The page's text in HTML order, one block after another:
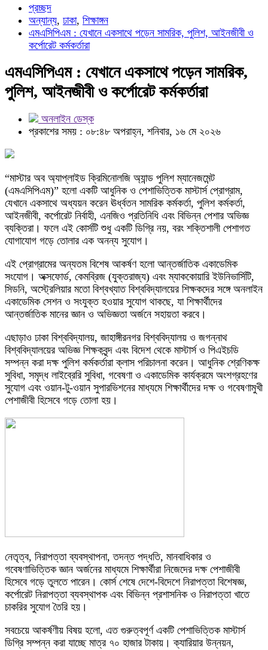
প্রচ্ছদ
অন্যান্য, ঢাকা, শিক্ষাঙ্গন
এমএসিপিএম : যেখানে একসাথে পড়েন সামরিক, পুলিশ, আইনজীবী ও
কর্পোরেট কর্মকর্তারা
এমএসিপিএম : যেখানে একসাথে পড়েন সামরিক,
পুলিশ, আইনজীবী ও কর্পোরেট কর্মকর্তারা
অনলাইন ডেস্ক
প্রকাশের সময় : ০৮:৪৮ অপরাহ্ন, শনিবার, ১৬ মে ২০২৬
“মাস্টার অব অ্যাপ্লাইড ক্রিমিনোলজি অ্যান্ড পুলিশ ম্যানেজমেন্ট
(এমএসিপিএম)” হলো একটি আধুনিক ও পেশাভিত্তিক মাস্টার্স প্রোগ্রাম,
যেখানে একসাথে অধ্যয়ন করেন ঊর্ধ্বতন সামরিক কর্মকর্তা, পুলিশ কর্মকর্তা,
আইনজীবী, কর্পোরেট নির্বাহী, এনজিও প্রতিনিধি এবং বিভিন্ন পেশার অভিজ্ঞ
ব্যক্তিরা। ফলে এই কোর্সটি শুধু একটি ডিগ্রি নয়, বরং শক্তিশালী পেশাগত
যোগাযোগ গড়ে তোলার এক অনন্য সুযোগ।
এই প্রোগ্রামের অন্যতম বিশেষ আকর্ষণ হলো আন্তর্জাতিক একাডেমিক
সংযোগ। অক্সফোর্ড, কেমব্রিজ (যুক্তরাজ্য) এবং ম্যাককোয়ারি ইউনিভার্সিটি,
সিডনি, অস্ট্রেলিয়ার মতো বিশ্বখ্যাত বিশ্ববিদ্যালয়ের শিক্ষকদের সঙ্গে অনলাইন
একাডেমিক সেশন ও সংযুক্ত হওয়ার সুযোগ থাকছে, যা শিক্ষার্থীদের
আন্তর্জাতিক মানের জ্ঞান ও অভিজ্ঞতা অর্জনে সহায়তা করবে।
এছাড়াও ঢাকা বিশ্ববিদ্যালয়, জাহাঙ্গীরনগর বিশ্ববিদ্যালয় ও জগন্নাথ
বিশ্ববিদ্যালয়ের অভিজ্ঞ শিক্ষকবৃন্দ এবং বিদেশ থেকে মাস্টার্স ও পিএইচডি
সম্পন্ন করা দক্ষ পুলিশ কর্মকর্তারা ক্লাস পরিচালনা করেন। আধুনিক শ্রেণিকক্ষ
সুবিধা, সমৃদ্ধ লাইব্রেরি সুবিধা, গবেষণা ও একাডেমিক কার্যক্রমে অংশগ্রহণের
সুযোগ এবং ওয়ান-টু-ওয়ান সুপারভিশনের মাধ্যমে শিক্ষার্থীদের দক্ষ ও গবেষণামুখী
পেশাজীবী হিসেবে গড়ে তোলা হয়।
নেতৃত্ব, নিরাপত্তা ব্যবস্থাপনা, তদন্ত পদ্ধতি, মানবাধিকার ও
গবেষণাভিত্তিক জ্ঞান অর্জনের মাধ্যমে শিক্ষার্থীরা নিজেদের দক্ষ পেশাজীবী
হিসেবে গড়ে তুলতে পারেন। কোর্স শেষে দেশে-বিদেশে নিরাপত্তা বিশেষজ্ঞ,
কর্পোরেট নিরাপত্তা ব্যবস্থাপক এবং বিভিন্ন প্রশাসনিক ও নিরাপত্তা খাতে
চাকরির সুযোগ তৈরি হয়।
সবচেয়ে আকর্ষণীয় বিষয় হলো, এত গুরুত্বপূর্ণ একটি পেশাভিত্তিক মাস্টার্স
ডিগ্রি সম্পন্ন করা যাচ্ছে মাত্র ৭০ হাজার টাকায়। ক্যারিয়ার উন্নয়ন,